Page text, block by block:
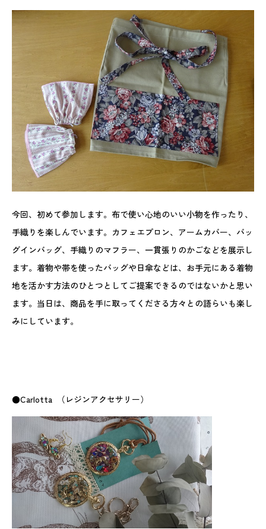
今回、初めて参加します。布で使い心地のいい小物を作ったり、
手織りを楽しんでいます。カフェエプロン、アームカバー、バッ
グインバッグ、手織りのマフラー、一貫張りのかごなどを展示し
ます。着物や帯を使ったバッグや日傘などは、お手元にある着物
地を活かす方法のひとつとしてご提案できるのではないかと思い
ます。当日は、商品を手に取ってくださる方々との語らいも楽し
みにしています。
●Carlotta （レジンアクセサリー）